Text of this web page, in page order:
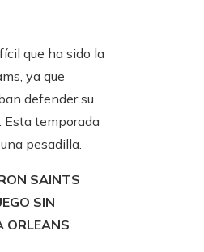
que ha sido la
ya que
defender su
Esta temporada
pesadilla.
SAINTS
SIN
ORLEANS